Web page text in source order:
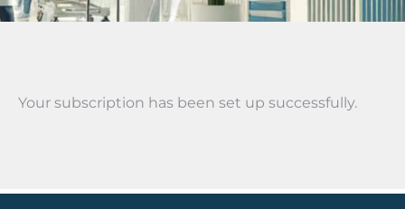
Your subscription has been set up successfully.